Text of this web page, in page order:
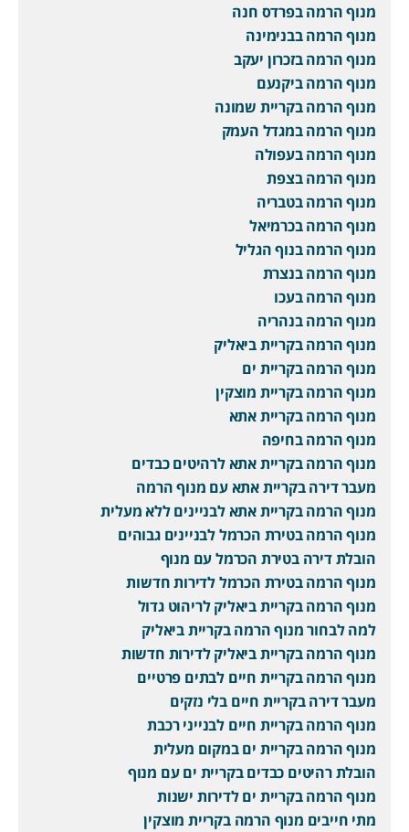
מנוף הרמה בפרדס חנה
מנוף הרמה בבנימינה
מנוף הרמה בזכרון יעקב
מנוף הרמה ביקנעם
מנוף הרמה בקריית שמונה
מנוף הרמה במגדל העמק
מנוף הרמה בעפולה
מנוף הרמה בצפת
מנוף הרמה בטבריה
מנוף הרמה בכרמיאל
מנוף הרמה בנוף הגליל
מנוף הרמה בנצרת
מנוף הרמה בעכו
מנוף הרמה בנהריה
מנוף הרמה בקריית ביאליק
מנוף הרמה בקריית ים
מנוף הרמה בקריית מוצקין
מנוף הרמה בקריית אתא
מנוף הרמה בחיפה
מנוף הרמה בקריית אתא לרהיטים כבדים
מעבר דירה בקריית אתא עם מנוף הרמה
מנוף הרמה בקריית אתא לבניינים ללא מעלית
מנוף הרמה בטירת הכרמל לבניינים גבוהים
הובלת דירה בטירת הכרמל עם מנוף
מנוף הרמה בטירת הכרמל לדירות חדשות
מנוף הרמה בקריית ביאליק לריהוט גדול
למה לבחור מנוף הרמה בקריית ביאליק
מנוף הרמה בקריית ביאליק לדירות חדשות
מנוף הרמה בקריית חיים לבתים פרטיים
מעבר דירה בקריית חיים בלי נזקים
מנוף הרמה בקריית חיים לבנייני רכבת
מנוף הרמה בקריית ים במקום מעלית
הובלת רהיטים כבדים בקריית ים עם מנוף
מנוף הרמה בקריית ים לדירות ישנות
מתי חייבים מנוף הרמה בקריית מוצקין